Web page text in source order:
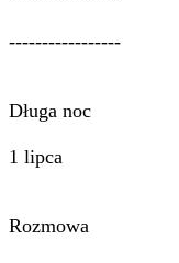
-----------------
Długa noc
1 lipca
Rozmowa